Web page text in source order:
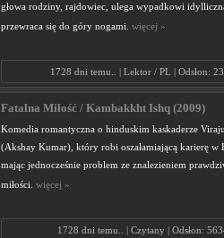
głowa rodziny, rajdowiec, ulega wypadkowi
przewraca się do góry nogami. więcej »
1728 dni temu.. | Lektor / PL | Odsłon:
Fatalna Miłość / Kambakkht Ishq (2009)
Komedia romantyczna o hinduskim kaskaderze
(Akshay Kumar), który robi oszałamiającą karierę w
mając jednocześnie problem ze znalezieniem
miłości. więcej »
1728 dni temu.. | Czytany | Odsłon: